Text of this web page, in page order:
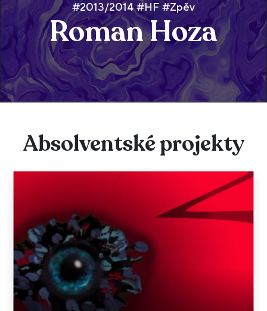
#2013/2014 #HF #Zpěv
Roman Hoza
Absolventské projekty